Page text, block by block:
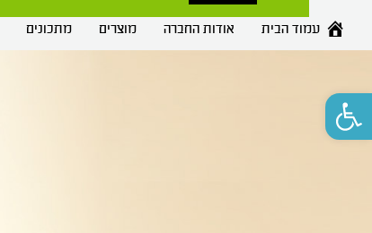
פתח סרגל נגישות
עמוד הבית אודות החברה מוצרים מתכונים